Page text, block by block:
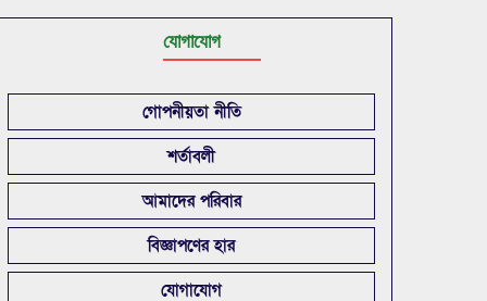
যোগাযোগ
গোপনীয়তা নীতি
শর্তাবলী
আমাদের পরিবার
বিজ্ঞাপণের হার
যোগাযোগ